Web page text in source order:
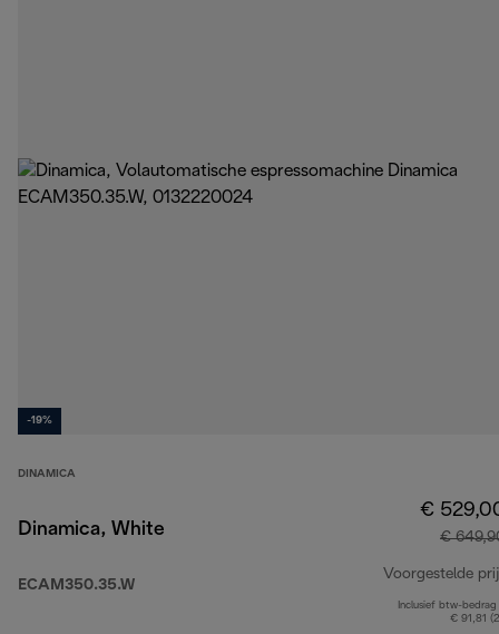
-19%
DINAMICA
Dinamica, White
ECAM350.35.W
€
€
Voorgestelde
Inclusief btw-bedrag
€ 91,81